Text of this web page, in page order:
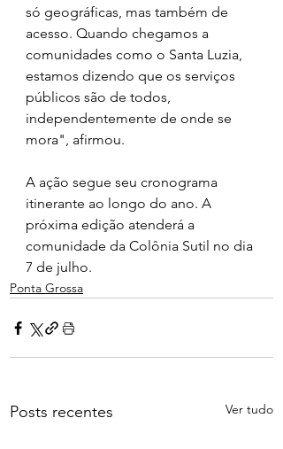
só geográficas, mas também de
acesso. Quando chegamos a
comunidades como o Santa Luzia,
estamos dizendo que os serviços
públicos são de todos,
independentemente de onde se
mora", afirmou.
A ação segue seu cronograma
itinerante ao longo do ano. A
próxima edição atenderá a
comunidade da Colônia Sutil no dia
7 de julho.
Ponta Grossa
Posts recentes Ver tudo